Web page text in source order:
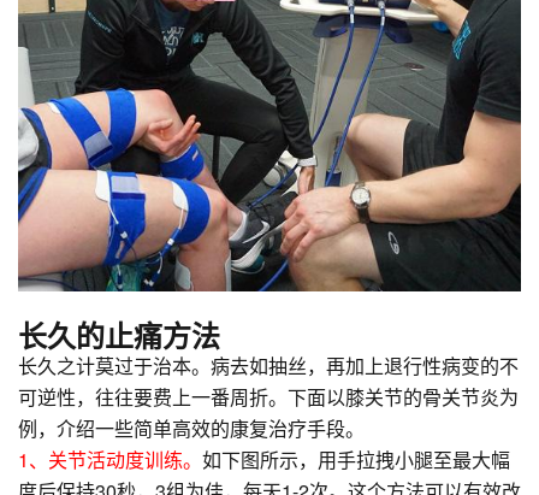
长久的止痛方法
长久之计莫过于治本。病去如抽丝，再加上退行性病变的不
可逆性，往往要费上一番周折。下面以膝关节的骨关节炎为
例，介绍一些简单高效的康复治疗手段。
1、关节活动度训练。 如下图所示，用手拉拽小腿至最大幅